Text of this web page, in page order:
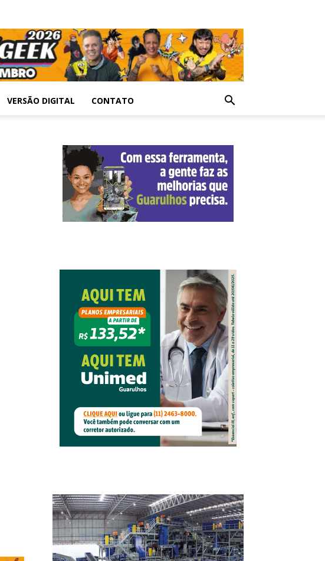
VERSÃO DIGITAL CONTATO